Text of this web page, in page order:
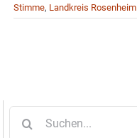
Stimme, Landkreis Rosenheim
nach: